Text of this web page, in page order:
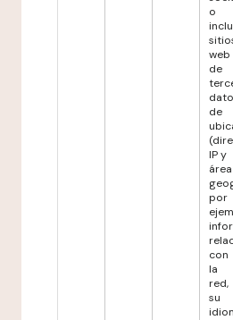
o
web
de
de
IP y
área
por
con
la
red,
su